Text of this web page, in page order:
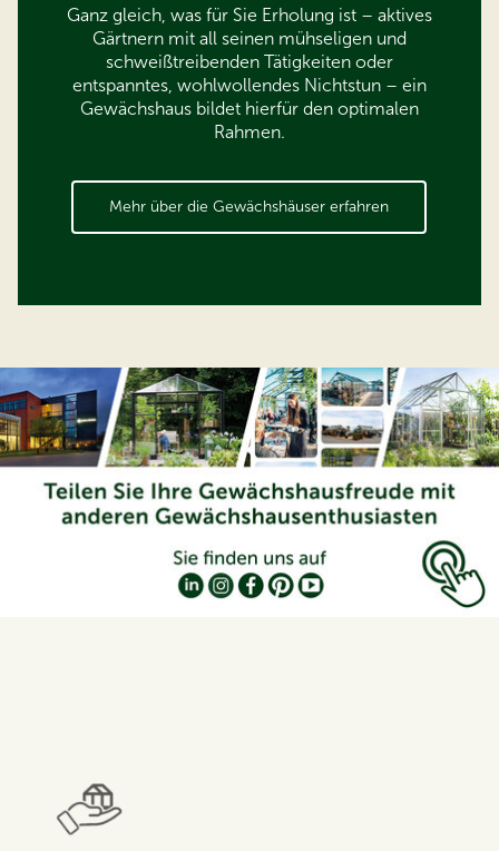
Ganz gleich, was für Sie Erholung ist – aktives
Gärtnern mit all seinen mühseligen und
schweißtreibenden Tätigkeiten oder
entspanntes, wohlwollendes Nichtstun – ein
Gewächshaus bildet hierfür den optimalen
Rahmen.
Mehr über die Gewächshäuser erfahren